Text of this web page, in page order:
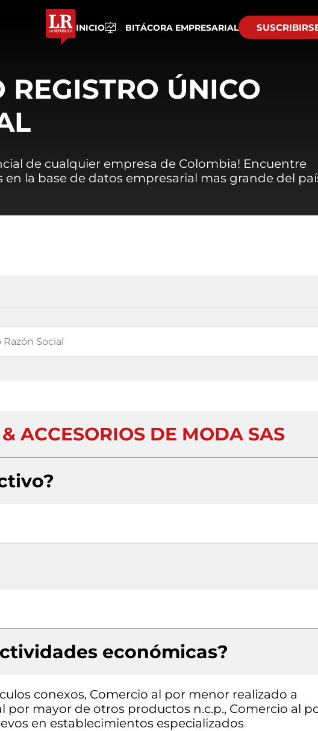
INICIO BITÁCORA EMPRESARIAL
REGISTRO ÚNICO
de cualquier empresa de Colombia! Encuentre
en la base de datos empresarial mas grande del
ACCESORIOS DE MODA SAS
económicas?
conexos, Comercio al por menor realizado a
por mayor de otros productos n.c.p., Comercio al
en establecimientos especializados